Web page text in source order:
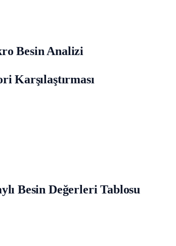
Besin Analizi
Karşılaştırması
Besin Değerleri Tablosu